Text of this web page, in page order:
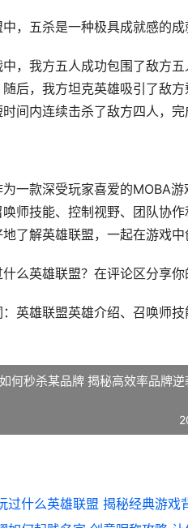
，五杀是一种极具成就感的成
，我方五人成功包围了敌方
后，我方坦克英雄吸引了敌
间内连续击杀了敌方四人，完
一款深受玩家喜爱的MOBA
师技能、控制视野、团队协
了解英雄联盟，一起在游戏中
么英雄联盟？在评论区分享你
英雄联盟英雄介绍、召唤师
何秒杀某品牌 揭秘高效率品牌